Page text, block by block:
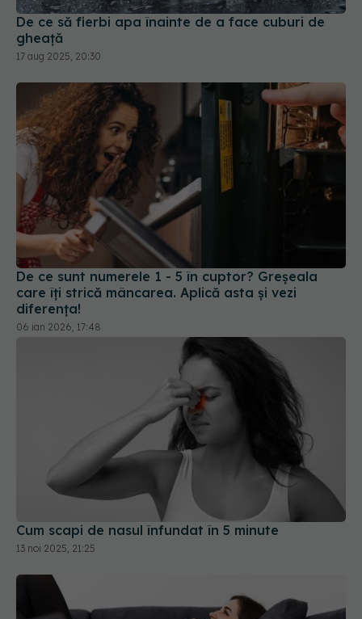
De ce să fierbi apa înainte de a face cuburi de
gheață
17 aug 2025, 20:30
De ce sunt numerele 1 - 5 în cuptor? Greșeala
care îți strică mâncarea. Aplică asta și vezi
diferența!
06 ian 2026, 17:48
Cum scapi de nasul înfundat în 5 minute
13 noi 2025, 21:25